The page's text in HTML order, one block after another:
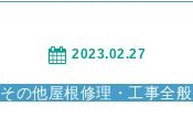
2023.02.27
その他屋根修理・工事全般